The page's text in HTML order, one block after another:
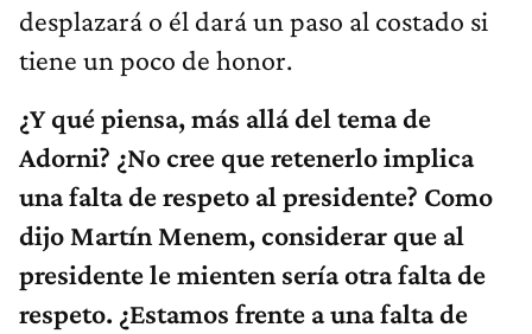
desplazará o él dará un paso al costado si
tiene un poco de honor.
¿Y qué piensa, más allá del tema de
Adorni? ¿No cree que retenerlo implica
una falta de respeto al presidente? Como
dijo Martín Menem, considerar que al
presidente le mienten sería otra falta de
respeto. ¿Estamos frente a una falta de